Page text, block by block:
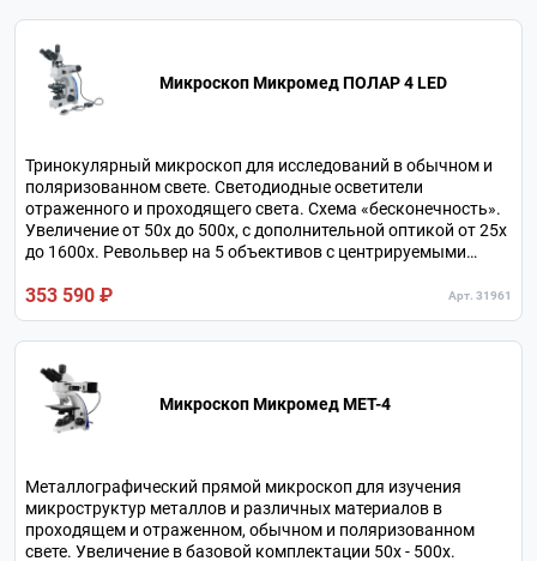
Микроскоп Микромед ПОЛАР 4 LED
Тринокулярный микроскоп для исследований в обычном и
поляризованном свете. Светодиодные осветители
отраженного и проходящего света. Схема «бесконечность».
Увеличение от 50х до 500х, с дополнительной оптикой от 25х
до 1600х. Револьвер на 5 объективов с центрируемыми
поворотный столик с накладным препаратоводителем.
353 590 ₽ Арт. 31961
Микроскоп Микромед МЕТ-4
Металлографический прямой микроскоп для изучения
микроструктур металлов и различных материалов в
проходящем и отраженном, обычном и поляризованном
свете. Увеличение в базовой комплектации 50х - 500х.